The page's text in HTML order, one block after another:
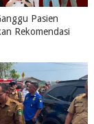
Pasien
Rekomendasi